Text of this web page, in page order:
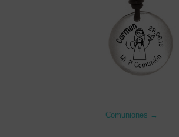
Comuniones →